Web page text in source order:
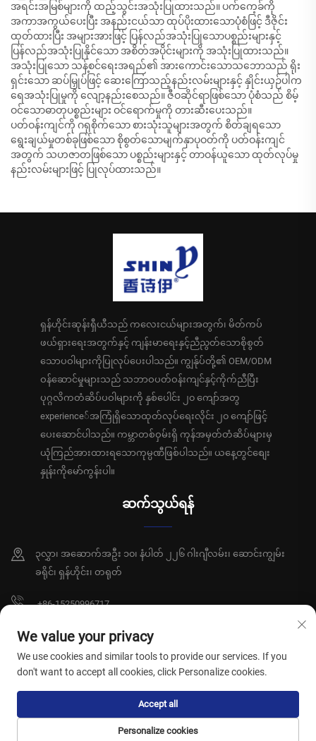
အရင်းအမြစ်များကို ထည့်သွင်းအသုံးပြုထားသည်။ ပက်ကေ့ခ်ကို
အကာအကွယ်ပေးပြီး အနည်းငယ်သာ ထုပ်ပိုးထားသောပုံစံဖြင့် ဒီဇိုင်း
ထုတ်ထားပြီး အများအားဖြင့် ပြန်လည်အသုံးပြုသောပစ္စည်းများနှင့်
ပြန်လည်အသုံးပြုနိုင်သော အစိတ်အပိုင်းများကို အသုံးပြုထားသည်။
အသုံးပြုသော သန့်စင်ရေးအရည်၏ အားကောင်းသောသဘောသည် ရိုး
ရှင်းသော ဆပ်မြှုပ်ဖြင့် ဆေးကြောသည့်နည်းလမ်းများနှင့် နှိုင်းယှဉ်ပါက
ရေအသုံးပြုမှုကို လျော့နည်းစေသည်။ ဇီဝဆိုင်ရာဖြစ်သော ပုံစံသည် စိမ့်
ဝင်သောဓာတုပစ္စည်းများ ဝင်ရောက်မှုကို တားဆီးပေးသည်။
ပတ်ဝန်းကျင်ကို ဂရုစိုက်သော စားသုံးသူများအတွက် စိတ်ချရသော
ရွေးချယ်မှုတစ်ခုဖြစ်သော စိုစွတ်သောမျက်နှာပုဝတ်ကို ပတ်ဝန်းကျင်
အတွက် သဟဇာတဖြစ်သော ပစ္စည်းများနှင့် တာဝန်ယူသော ထုတ်လုပ်မှု
နည်းလမ်းများဖြင့် ပြုလုပ်ထားသည်။
ရှန်ဟိုင်းဆုန်းရှီယီသည် ကလေးငယ်များအတွက်၊ မိတ်ကပ်
ဖယ်ရှားရေးအတွက်နှင့် ကျန်းမာရေးနှင့်ညီညွတ်သောစိုစွတ်
သောပဝါများကိုပြုလုပ်ပေးပါသည်။ ကျွန်ုပ်တို့၏ OEM/ODM
ဝန်ဆောင်မှုများသည် သဘာဝပတ်ဝန်းကျင်နှင့်ကိုက်ညီပြီး
ပုဂ္ဂလိကတံဆိပ်ပဝါများကို နှစ်ပေါင်း ၂၀ ကျော်အတွ
experience်အကြုံရှိသောထုတ်လုပ်ရေးလိုင်း ၂၀ ကျော်ဖြင့်
ပေးဆောင်ပါသည်။ ကမ္ဘာတစ်ဝှမ်းရှိ ကုန်အမှတ်တံဆိပ်များမှ
ယုံကြည်အားထားရသောကုမ္ပဏီဖြစ်ပါသည်။ ယနေ့တွင်စျေး
နှုန်းကိုမော်ကွန်းပါ။
ဆက်သွယ်ရန်
၃လွှာ၊ အဆောက်အဦး ၁၀၊ နံပါတ် ၂၂၆ ဂါးဂျီလမ်း၊ ဆောင်းကျွမ်း
ခရိုင်၊ ရှန်ဟိုင်း၊ တရုတ်
+86-15250996717
[email protected]
မူပိုင်ခွင့် © ရှန်ဟိုင်း ဆွန်းရှီယီ ကျန်းမာရေးထုတ်ကုန်များကုမ္ပဏီလီမိတက်၊ မူပိုင်ခွင့်
များ ကုန်ဆုံးပါသည်။ လုံခြုံရေးမူဝါဒ
We value your privacy
We use cookies and similar tools to provide our services. If you
don't want to accept all cookies, click Personalize cookies.
Personalize cookies
Accept all